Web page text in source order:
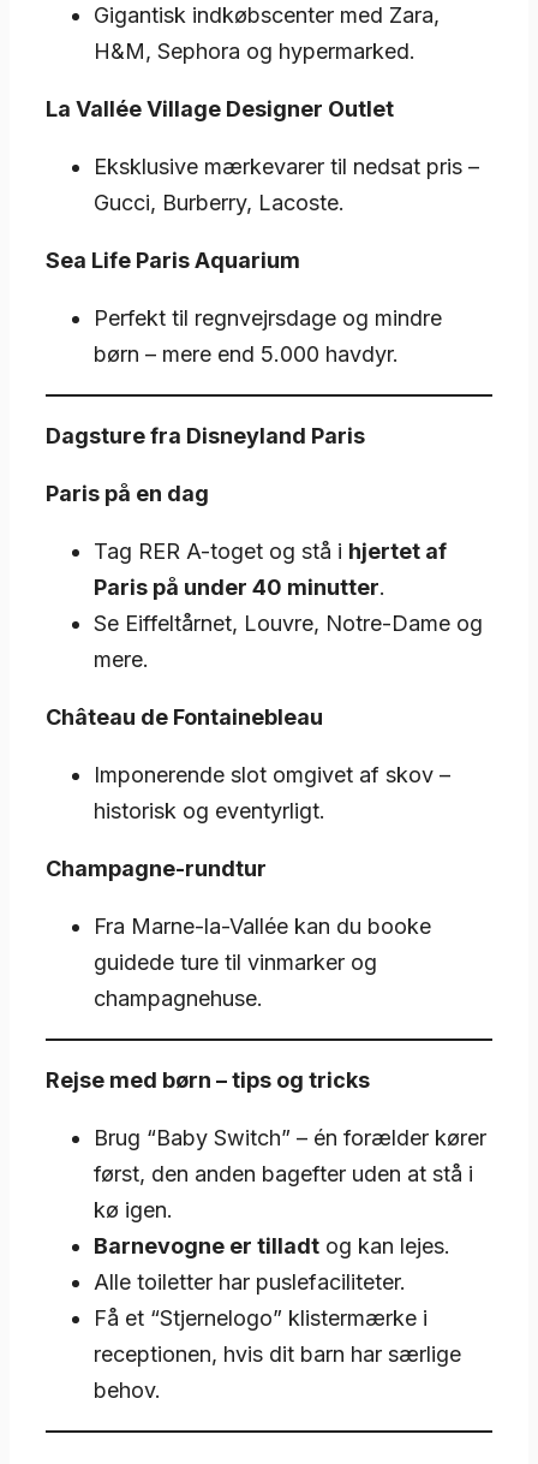
Gigantisk indkøbscenter med Zara,
H&M, Sephora og hypermarked.
La Vallée Village Designer Outlet
Eksklusive mærkevarer til nedsat pris –
Gucci, Burberry, Lacoste.
Sea Life Paris Aquarium
Perfekt til regnvejrsdage og mindre
børn – mere end 5.000 havdyr.
Dagsture fra Disneyland Paris
Paris på en dag
Tag RER A-toget og stå i hjertet af
Paris på under 40 minutter.
Se Eiffeltårnet, Louvre, Notre-Dame og
mere.
Château de Fontainebleau
Imponerende slot omgivet af skov –
historisk og eventyrligt.
Champagne-rundtur
Fra Marne-la-Vallée kan du booke
guidede ture til vinmarker og
champagnehuse.
Rejse med børn – tips og tricks
Brug “Baby Switch” – én forælder kører
først, den anden bagefter uden at stå i
kø igen.
Barnevogne er tilladt og kan lejes.
Alle toiletter har puslefaciliteter.
Få et “Stjernelogo” klistermærke i
receptionen, hvis dit barn har særlige
behov.